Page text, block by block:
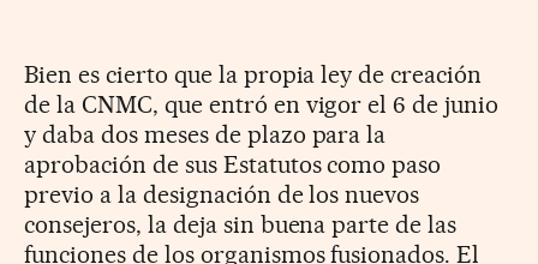
Bien es cierto que la propia ley de creación
de la CNMC, que entró en vigor el 6 de junio
y daba dos meses de plazo para la
aprobación de sus Estatutos como paso
previo a la designación de los nuevos
consejeros, la deja sin buena parte de las
funciones de los organismos fusionados. El